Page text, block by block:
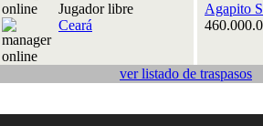
Jugador libre
Ceará
Agapito
ver listado de traspasos